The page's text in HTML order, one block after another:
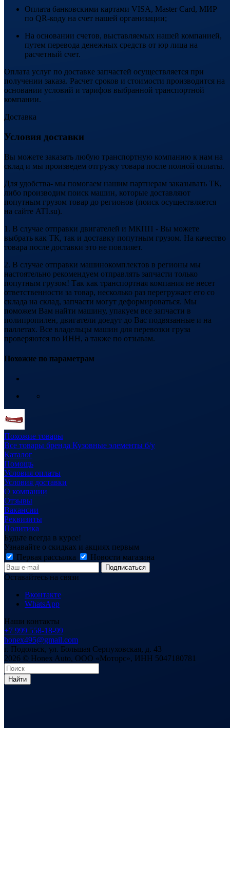
Оплата банковскими картами VISA, Master Card, МИР
по QR-коду на счет нашей организации;
На основании счетов, выставляемых нашей компанией,
путем перевода денежных средств от юр лица на
расчетный счет.
Оплата услуг по доставке запчастей осуществляется при
получении заказа. Расчет сроков и стоимости производится на
основании условий и тарифов выбранной транспортной
компании.
Доставка
Условия доставки
Вы можете заказать любую транспортную компанию к нам на
склад и мы произведем отгрузку товара после полной оплаты.
Для удобства- мы помогаем нашим партнерам заказывать ТК,
либо производим поиск машин, которые доставляют
попутным грузом товар до регионов (поиск осуществляется
на сайте ATI.su).
1. В случае отправки двигателей и МКПП - Вы можете
выбрать как ТК, так и доставку попутным грузом. На качество
товара после доставки это не повлияет.
2. В случае отправки машинокомплектов в регионы мы
настоятельно рекомендуем отправлять запчасти только
попутным грузом! Так как транспортная компания не несет
ответственности за товар, несколько раз перегружает его со
склада на склад, запчасти могут деформироваться. Мы
поможем Вам найти машину, упакуем все запчасти в
полипропилен, двигатели доедут до Вас подвязанные и на
паллетах. Все владельцы машин для перевозки груза
проверяются по ИНН, а также по отзывам.
Похожие по параметрам
Похожие товары
Все товары бренда Кузовные элементы б/у
Каталог
Помощь
Условия оплаты
Условия доставки
О компании
Отзывы
Вакансии
Реквизиты
Политика
Будьте всегда в курсе!
Узнавайте о скидках и акциях первым
Первая рассылка
Новости магазина
Оставайтесь на связи
Вконтакте
WhatsApp
Наши контакты
+7 999 558-18-99
honex495@gmail.com
г. Подольск, ул. Большая Серпуховская, д. 43
2026 © Honex Auto, ООО «Моторс», ИНН 5047180781
Найти